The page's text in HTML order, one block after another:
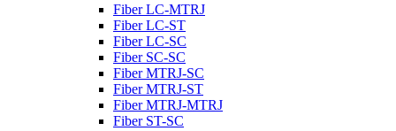
Fiber LC-MTRJ
Fiber LC-ST
Fiber LC-SC
Fiber SC-SC
Fiber MTRJ-SC
Fiber MTRJ-ST
Fiber MTRJ-MTRJ
Fiber ST-SC